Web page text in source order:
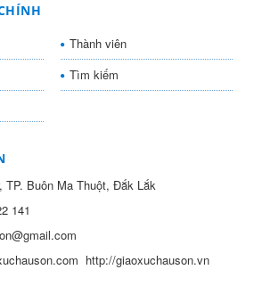
Thành viên
Tìm kiếm
TP. Buôn Ma Thuột, Đắk Lắk
141
http://giaoxuchauson.vn